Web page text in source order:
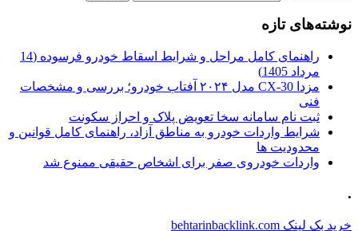
نوشته‌های تازه
راهنمای کامل مراحل و شرایط اسقاط خودرو فرسوده (14
مرداد 1405)
مزدا CX-30 مدل ۲۰۲۴ آفتاب خودرو؛ بررسی و مشخصات
فنی
ثبت نام سامانه سخا تعویض پلاک و احراز سکونت
شرایط واردات خودرو به مناطق آزاد، راهنمای کامل قوانین و
محدودیت ها
واردات خودروی صفر برای اشخاص حقیقی ممنوع شد
.
خرید بک لینک behtarinbacklink.com